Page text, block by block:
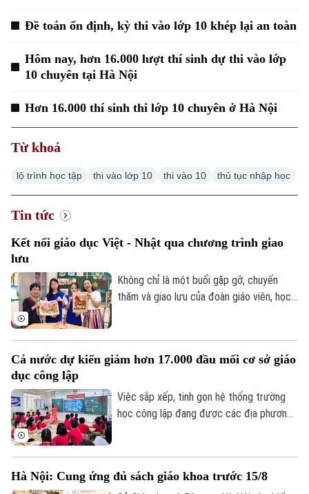
Đề toán ổn định, kỳ thi vào lớp 10 khép lại an toàn
Hôm nay, hơn 16.000 lượt thí sinh dự thi vào lớp
10 chuyên tại Hà Nội
Hơn 16.000 thí sinh thi lớp 10 chuyên ở Hà Nội
Từ khoá
lộ trình học tập thi vào lớp 10 thi vào 10 thủ tục nhập học
Tin tức
Kết nối giáo dục Việt - Nhật qua chương trình giao
lưu
Không chỉ là một buổi gặp gỡ, chuyến
thăm và giao lưu của đoàn giáo viên, học
dục và cùng vun đắp tình hữu nghị từ
trường học đường.
Cả nước dự kiến giảm hơn 17.000 đầu mối cơ sở giáo
dục công lập
Việc sắp xếp, tinh gọn hệ thống trường
học công lập đang được các địa phương
hơn 17.000 đầu mối cơ sở giáo dục công
Hà Nội: Cung ứng đủ sách giáo khoa trước 15/8